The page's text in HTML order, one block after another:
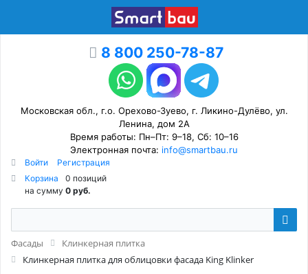
8 800 250-78-87
Московская обл., г.о. Орехово-Зуево, г. Ликино-Дулёво, ул.
Ленина, дом 2А
Время работы: Пн–Пт: 9–18, Сб: 10–16
Электронная почта: info@smartbau.ru
Войти
Регистрация
Корзина
0 позиций
на сумму 0 руб.
Фасады
Клинкерная плитка
Клинкерная плитка для облицовки фасада King Klinker